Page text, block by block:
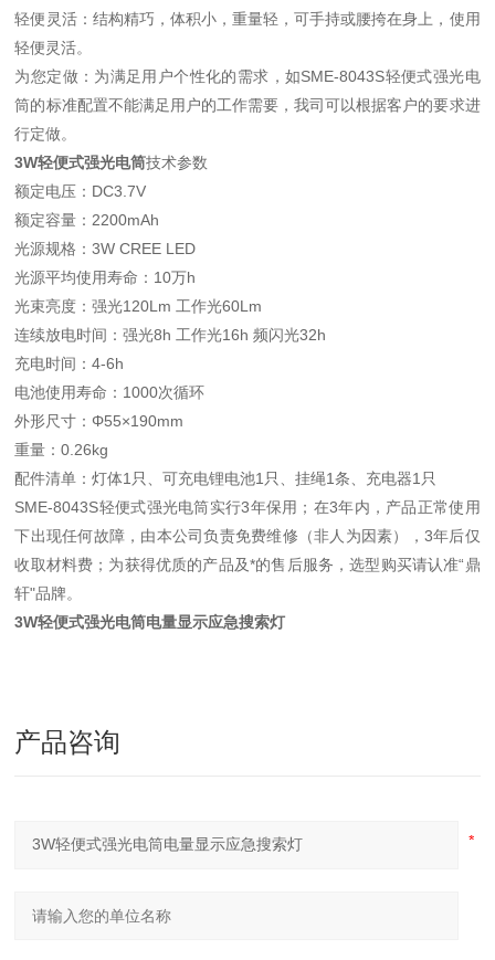
轻便灵活：结构精巧，体积小，重量轻，可手持或腰挎在身上，使用
轻便灵活。
为您定做：为满足用户个性化的需求，如SME-8043S轻便式强光电
筒的标准配置不能满足用户的工作需要，我司可以根据客户的要求进
行定做。
3W轻便式强光电筒技术参数
额定电压：DC3.7V
额定容量：2200mAh
光源规格：3W CREE LED
光源平均使用寿命：10万h
光束亮度：强光120Lm 工作光60Lm
连续放电时间：强光8h 工作光16h 频闪光32h
充电时间：4-6h
电池使用寿命：1000次循环
外形尺寸：Φ55×190mm
重量：0.26kg
配件清单：灯体1只、可充电锂电池1只、挂绳1条、充电器1只
SME-8043S轻便式强光电筒实行3年保用；在3年内，产品正常使用
下出现任何故障，由本公司负责免费维修（非人为因素），3年后仅
收取材料费；为获得优质的产品及*的售后服务，选型购买请认准“鼎
轩"品牌。
3W轻便式强光电筒电量显示应急搜索灯
产品咨询